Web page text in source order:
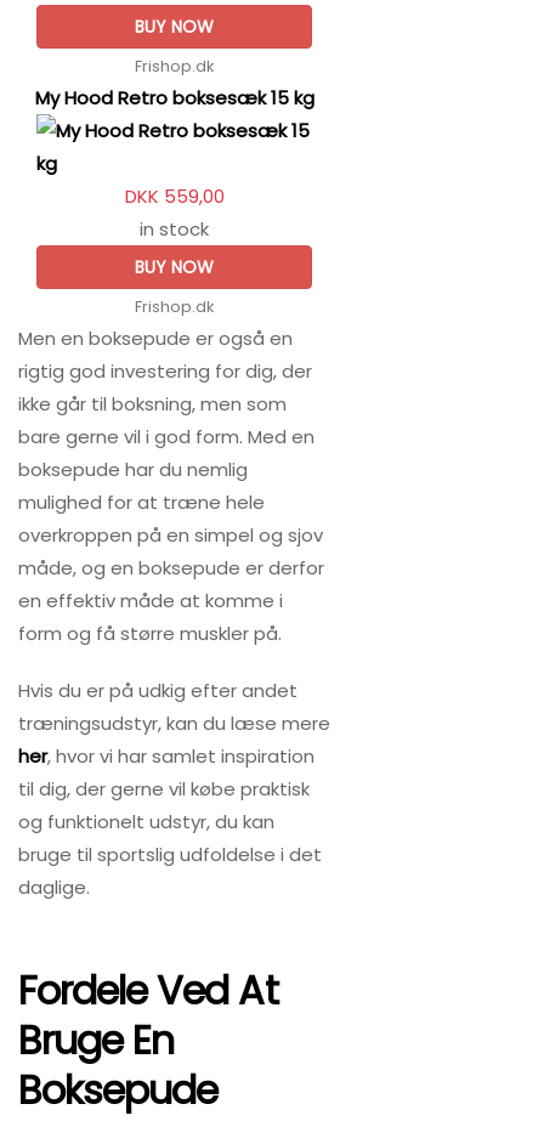
BUY NOW
Frishop.dk
My Hood Retro boksesæk 15 kg
DKK 559,00
in stock
BUY NOW
Frishop.dk
Men en boksepude er også en
rigtig god investering for dig, der
ikke går til boksning, men som
bare gerne vil i god form. Med en
boksepude har du nemlig
mulighed for at træne hele
overkroppen på en simpel og sjov
måde, og en boksepude er derfor
en effektiv måde at komme i
form og få større muskler på.
Hvis du er på udkig efter andet
træningsudstyr, kan du læse mere
her, hvor vi har samlet inspiration
til dig, der gerne vil købe praktisk
og funktionelt udstyr, du kan
bruge til sportslig udfoldelse i det
daglige.
Fordele Ved At
Bruge En
Boksepude